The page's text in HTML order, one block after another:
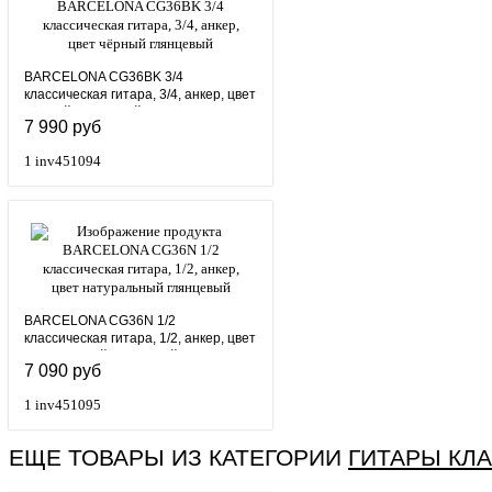
BARCELONA CG36BK 3/4
классическая гитара, 3/4, анкер, цвет
чёрный глянцевый
7 990 руб
1 inv451094
BARCELONA CG36N 1/2
классическая гитара, 1/2, анкер, цвет
натуральный глянцевый
7 090 руб
1 inv451095
ЕЩЕ ТОВАРЫ ИЗ КАТЕГОРИИ ГИТАРЫ